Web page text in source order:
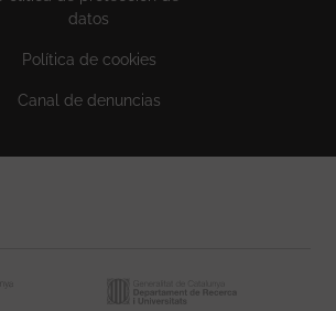
datos
Política de cookies
Canal de denuncias